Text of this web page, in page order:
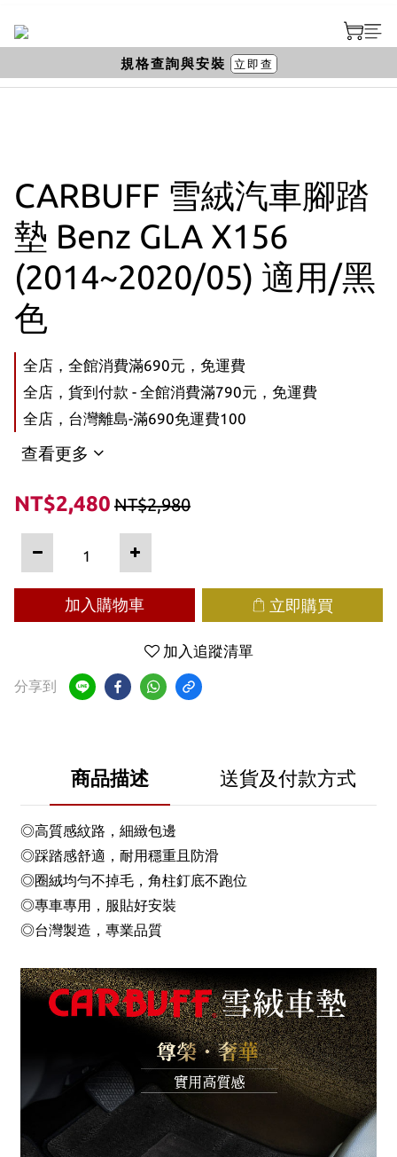
CARBUFF 雪絨汽車腳踏
墊 Benz GLA X156
(2014~2020/05) 適用/黑
色
全店，全館消費滿690元，免運費
全店，貨到付款 - 全館消費滿790元，免運費
全店，台灣離島-滿690免運費100
查看更多
NT$2,480 NT$2,980
加入購物車 立即購買
加入追蹤清單
分享到
商品描述 送貨及付款方式
◎高質感紋路，細緻包邊
◎踩踏感舒適，耐用穩重且防滑
◎圈絨均勻不掉毛，角柱釘底不跑位
◎專車專用，服貼好安裝
◎台灣製造，專業品質
規格查詢與安裝 立即查